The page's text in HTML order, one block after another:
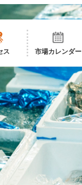
ス 市場カレンダー